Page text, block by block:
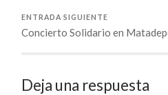
ENTRADA SIGUIENTE
Concierto Solidario en
Deja una respuesta